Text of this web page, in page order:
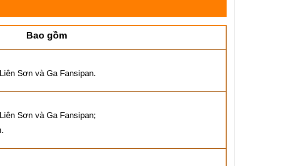
Bao gồm
Sơn và Ga Fansipan.
Sơn và Ga Fansipan;